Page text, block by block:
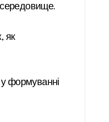
середовище.
як
формуванні